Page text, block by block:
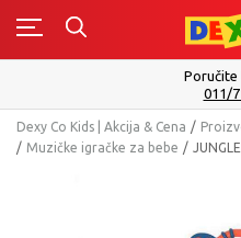
0
011/
Dexy Co Kids | Akcija & Cena
Muzičke igračke za bebe